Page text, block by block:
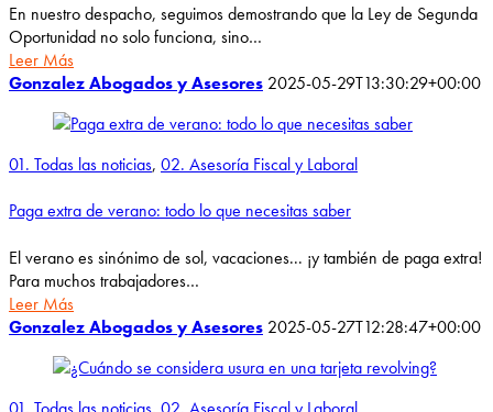
En nuestro despacho, seguimos demostrando que la Ley de Segunda
Oportunidad no solo funciona, sino…
Leer Más
Gonzalez Abogados y Asesores 2025-05-29T13:30:29+00:00
01. Todas las noticias, 02. Asesoría Fiscal y Laboral
Paga extra de verano: todo lo que necesitas saber
El verano es sinónimo de sol, vacaciones... ¡y también de paga extra!
Para muchos trabajadores…
Leer Más
Gonzalez Abogados y Asesores 2025-05-27T12:28:47+00:00